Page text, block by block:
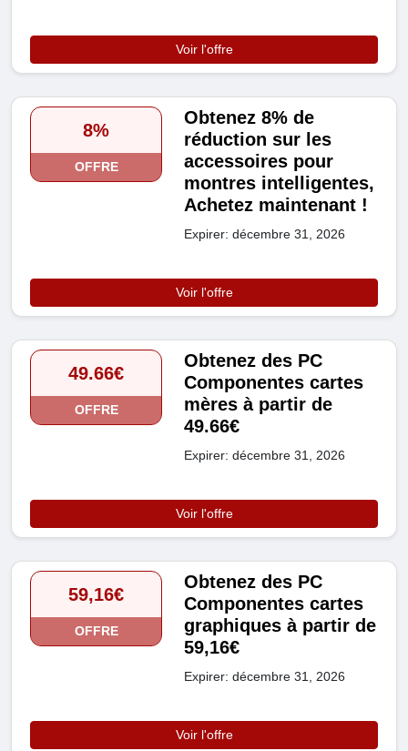
Voir l'offre
8%
OFFRE
Obtenez 8% de
réduction sur les
accessoires pour
montres intelligentes,
Achetez maintenant !
Expirer: décembre 31, 2026
Voir l'offre
49.66€
OFFRE
Obtenez des PC
Componentes cartes
mères à partir de
49.66€
Expirer: décembre 31, 2026
Voir l'offre
59,16€
OFFRE
Obtenez des PC
Componentes cartes
graphiques à partir de
59,16€
Expirer: décembre 31, 2026
Voir l'offre